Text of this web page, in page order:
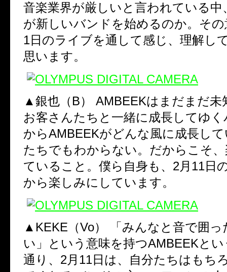
音楽業界が厳しいと言われている中
が新しいバンドを始めるのか。そ
1日のライブを通して感じ、理解し
思います。
▲銀也（B）
AMBEEKはまだまだ未
お客さんたちと一緒に成長してゆ
からAMBEEKがどんな風に成長し
たちでもわからない。だからこそ
ていること。僕ら自身も、2月11日
から楽しみにしています。
▲KEKE（Vo）
「みんなと音で囲
い」という意味を持つAMBEEKと
通り、2月11日は、自分たちはもち